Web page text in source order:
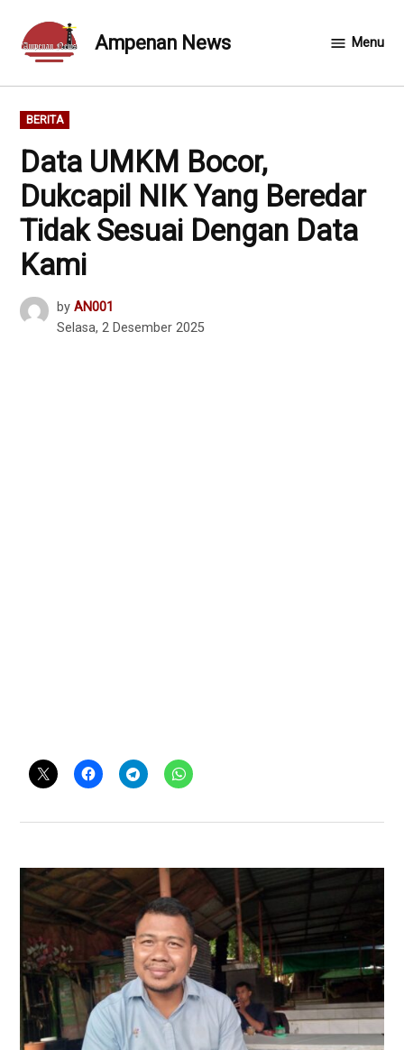
content
Ampenan News Menu
POSTED
IN
BERITA
Data UMKM Bocor,
Dukcapil NIK Yang Beredar
Tidak Sesuai Dengan Data
Kami
by AN001
Selasa, 2 Desember 2025